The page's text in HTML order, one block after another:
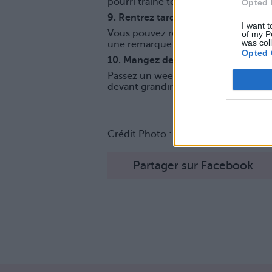
Opted
I want
of my
was
Opted
9. Rentrez tard
Vous pouvez rentrer à 5 heures du
une remarque.
10. Mangez des coquillettes et des
Passez un weekend à ne manger
devant grandir un peu…
Crédit Photo :
Partager sur Facebook